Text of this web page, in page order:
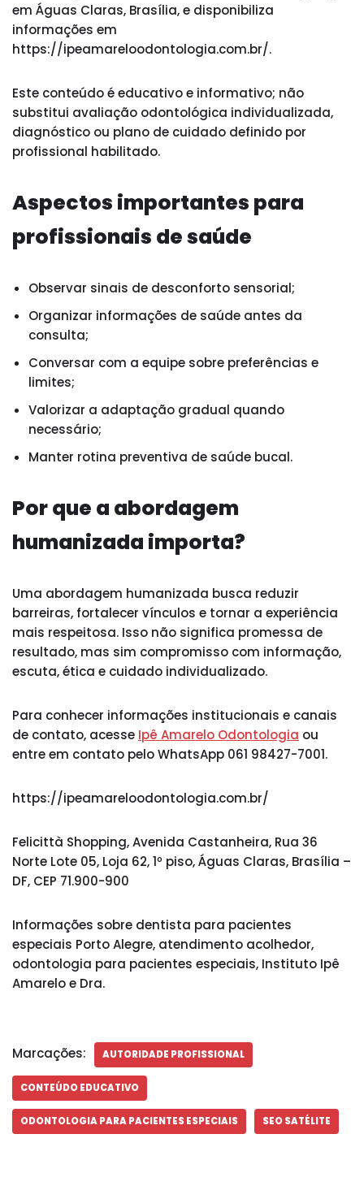
em Águas Claras, Brasília, e disponibiliza
informações em
https://ipeamareloodontologia.com.br/.
Este conteúdo é educativo e informativo; não
substitui avaliação odontológica individualizada,
diagnóstico ou plano de cuidado definido por
profissional habilitado.
Aspectos importantes para
profissionais de saúde
Observar sinais de desconforto sensorial;
Organizar informações de saúde antes da
consulta;
Conversar com a equipe sobre preferências e
limites;
Valorizar a adaptação gradual quando
necessário;
Manter rotina preventiva de saúde bucal.
Por que a abordagem
humanizada importa?
Uma abordagem humanizada busca reduzir
barreiras, fortalecer vínculos e tornar a experiência
mais respeitosa. Isso não significa promessa de
resultado, mas sim compromisso com informação,
escuta, ética e cuidado individualizado.
Para conhecer informações institucionais e canais
de contato, acesse Ipê Amarelo Odontologia ou
entre em contato pelo WhatsApp 061 98427-7001.
https://ipeamareloodontologia.com.br/
Felicittà Shopping, Avenida Castanheira, Rua 36
Norte Lote 05, Loja 62, 1º piso, Águas Claras, Brasília –
DF, CEP 71.900-900
Informações sobre dentista para pacientes
especiais Porto Alegre, atendimento acolhedor,
odontologia para pacientes especiais, Instituto Ipê
Amarelo e Dra.
Marcações: AUTORIDADE PROFISSIONAL
CONTEÚDO EDUCATIVO
ODONTOLOGIA PARA PACIENTES ESPECIAIS SEO SATÉLITE